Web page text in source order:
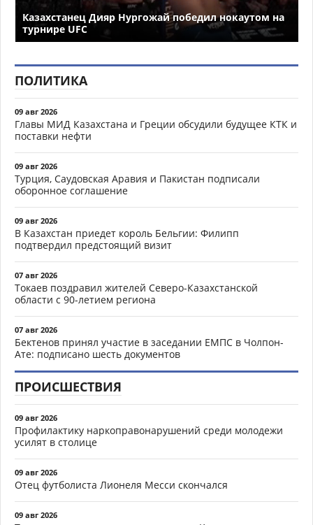
Казахстанец Дияр Нургожай победил нокаутом на
турнире UFC
ПОЛИТИКА
09 авг 2026
Главы МИД Казахстана и Греции обсудили будущее КТК и
поставки нефти
09 авг 2026
Турция, Саудовская Аравия и Пакистан подписали
оборонное соглашение
09 авг 2026
В Казахстан приедет король Бельгии: Филипп
подтвердил предстоящий визит
07 авг 2026
Токаев поздравил жителей Северо-Казахстанской
области с 90-летием региона
07 авг 2026
Бектенов принял участие в заседании ЕМПС в Чолпон-
Ате: подписано шесть документов
ПРОИСШЕСТВИЯ
09 авг 2026
Профилактику наркоправонарушений среди молодежи
усилят в столице
09 авг 2026
Отец футболиста Лионеля Месси скончался
09 авг 2026